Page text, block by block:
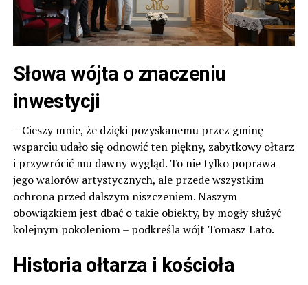
Słowa wójta o znaczeniu
inwestycji
– Cieszy mnie, że dzięki pozyskanemu przez gminę
wsparciu udało się odnowić ten piękny, zabytkowy ołtarz
i przywrócić mu dawny wygląd. To nie tylko poprawa
jego walorów artystycznych, ale przede wszystkim
ochrona przed dalszym niszczeniem. Naszym
obowiązkiem jest dbać o takie obiekty, by mogły służyć
kolejnym pokoleniom – podkreśla wójt Tomasz Lato.
Historia ołtarza i kościoła